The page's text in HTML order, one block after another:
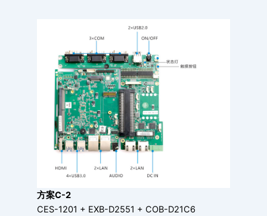
方案C-2
CES-1201 + EXB-D2551 + COB-D21C6